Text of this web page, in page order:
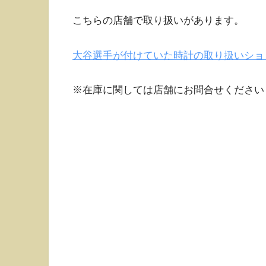
こちらの店舗で取り扱いがあります。
大谷選手が付けていた時計の取り扱いシ
※在庫に関しては店舗にお問合せください